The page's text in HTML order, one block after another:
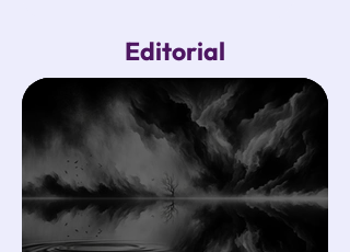
Editorial